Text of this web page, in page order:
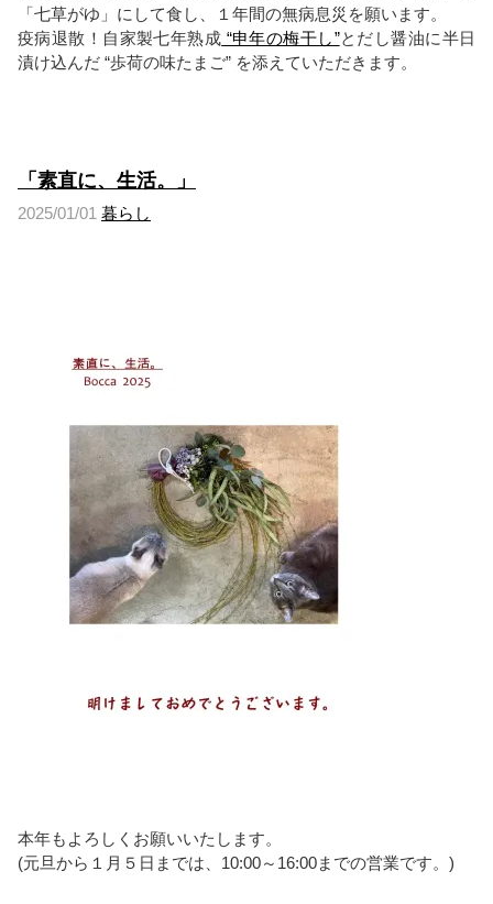
「七草がゆ」にして食し、１年間の無病息災を願います。
疫病退散！自家製七年熟成 “申年の梅干し”と だし醤油に半日
漬け込んだ “歩荷の味たまご” を添えていただきます。
「素直に、生活。」
2025/01/01 暮らし
本年もよろしくお願いいたします。
(元旦から１月５日までは、10:00～16:00までの営業です。)